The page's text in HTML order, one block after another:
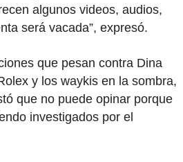
algunos videos, audios,
será vacada”, expresó.
que pesan contra Dina
y los waykis en la sombra,
que no puede opinar porque
investigados por el